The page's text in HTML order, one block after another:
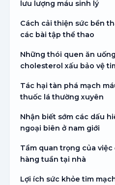
lưu lượng máu sinh lý
Cách cải thiện sức bền
các bài tập thể thao
Những thói quen ăn
cholesterol xấu bảo vệ
Tác hại tàn phá mạch
thuốc lá thường xuyên
Nhận biết sớm các dấu
ngoại biên ở nam giới
Tầm quan trọng của
hàng tuần tại nhà
Lợi ích sức khỏe tim